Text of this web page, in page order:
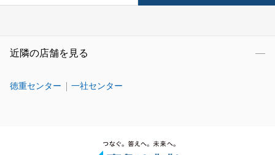
近隣の店舗を見る
徳重センター 一社センター